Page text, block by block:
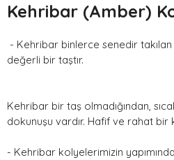
Kehribar (Amber)
- Kehribar binlerce senedir takılan
değerli bir taştır.
Kehribar bir taş olmadığından,
dokunuşu vardır. Hafif ve rahat bir
- Kehribar kolyelerimizin